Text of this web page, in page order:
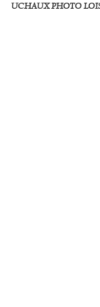
UCHAUX PHOTO